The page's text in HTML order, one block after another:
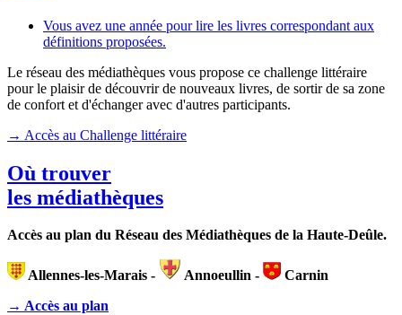
Vous avez une année pour lire les livres correspondant aux
définitions proposées.
Le réseau des médiathèques vous propose ce challenge littéraire
pour le plaisir de découvrir de nouveaux livres, de sortir de sa zone
de confort et d'échanger avec d'autres participants.
→ Accès au Challenge littéraire
Où trouver
les médiathèques
Accès au plan du Réseau des Médiathèques de la Haute-Deûle.
Allennes-les-Marais - Annoeullin -
Carnin
→ Accès au plan